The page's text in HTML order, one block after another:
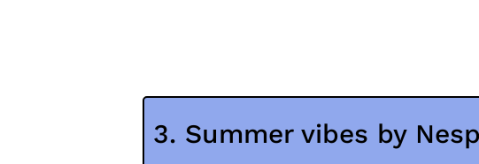
3. Summer vibes by